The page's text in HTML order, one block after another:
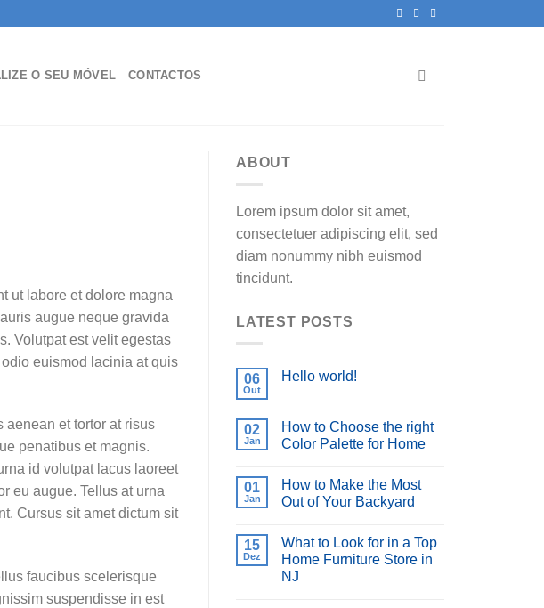
O SEU MÓVEL CONTACTOS
ut labore et dolore magna
augue neque gravida
Volutpat est velit egestas
euismod lacinia at quis
et tortor at risus
penatibus et magnis.
id volutpat lacus laoreet
eu augue. Tellus at urna
Cursus sit amet dictum sit
faucibus scelerisque
suspendisse in est
ABOUT
Lorem ipsum dolor sit amet,
consectetuer adipiscing elit, sed
diam nonummy nibh euismod
tincidunt.
LATEST POSTS
06
Out
Hello world!
02
Jan
How to Choose the right
Color Palette for Home
01
Jan
How to Make the Most
Out of Your Backyard
15
Dez
What to Look for in a Top
Home Furniture Store in
NJ